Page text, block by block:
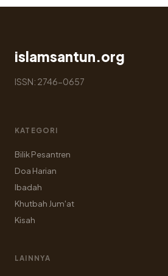
islamsantun.org
ISSN: 2746-0657
KATEGORI
Bilik Pesantren
Doa Harian
Ibadah
Khutbah Jum'at
Kisah
LAINNYA